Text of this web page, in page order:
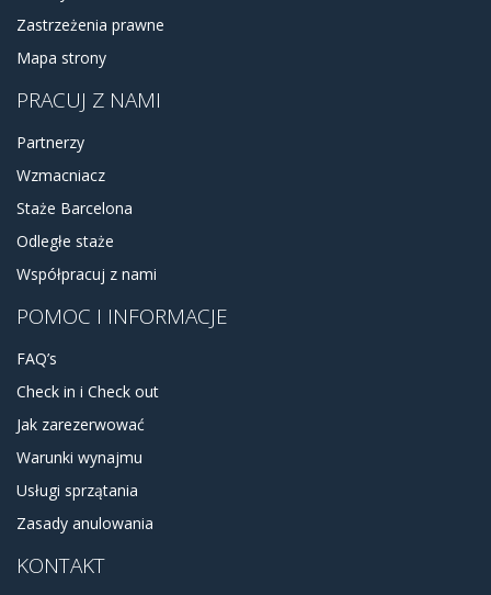
Zastrzeżenia prawne
Mapa strony
PRACUJ Z NAMI
Partnerzy
Wzmacniacz
Staże Barcelona
Odległe staże
Współpracuj z nami
POMOC I INFORMACJE
FAQ’s
Check in i Check out
Jak zarezerwować
Warunki wynajmu
Usługi sprzątania
Zasady anulowania
KONTAKT